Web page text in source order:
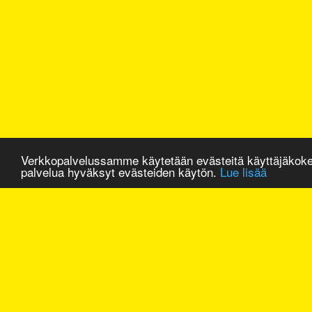
Verkkopalvelussamme käytetään evästeitä
palvelua hyväksyt evästeiden käytön. Lue lisää